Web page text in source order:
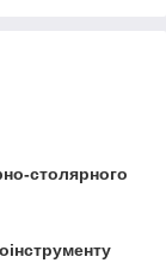
столярного